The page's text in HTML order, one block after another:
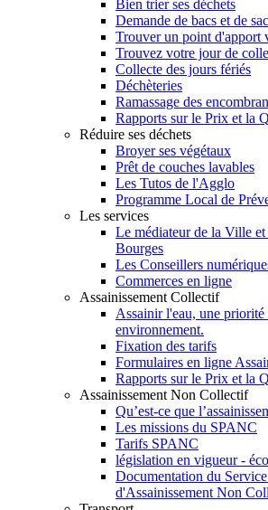
Bien trier ses déchets
Demande de bacs et de
Trouver un point d'apport
Trouvez votre jour de
Collecte des jours fériés
Déchèteries
Ramassage des
Rapports sur le Prix et la
Réduire ses déchets
Broyer ses végétaux
Prêt de couches lavables
Les Tutos de l'Agglo
Programme Local de
Les services
Le médiateur de la Ville
Bourges
Les Conseillers
Commerces en ligne
Assainissement Collectif
Assainir l'eau, une
environnement.
Fixation des tarifs
Formulaires en ligne
Rapports sur le Prix et la
Assainissement Non Collectif
Qu’est-ce que
Les missions du SPANC
Tarifs SPANC
législation en vigueur -
Documentation du
d'Assainissement Non